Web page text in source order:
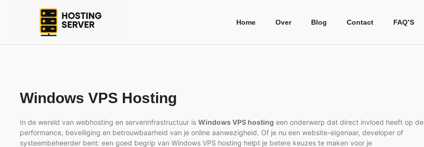
Home Over Blog Contact FAQ’S
Windows VPS Hosting
In de wereld van webhosting en serverinfrastructuur is Windows VPS hosting een onderwerp dat direct invloed heeft op de
performance, beveiliging en betrouwbaarheid van je online aanwezigheid. Of je nu een website-eigenaar, developer of
systeembeheerder bent: een goed begrip van Windows VPS hosting helpt je betere keuzes te maken voor je